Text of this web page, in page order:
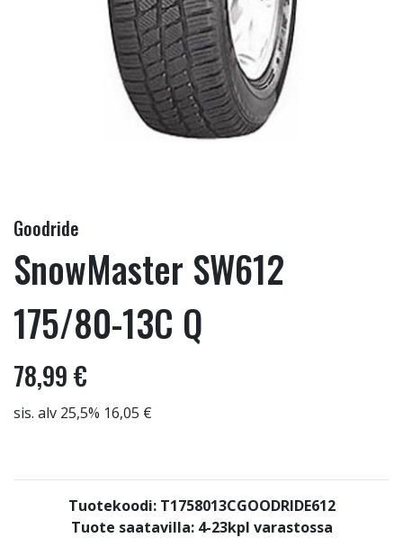
Goodride
SnowMaster SW612
175/80-13C Q
78,99 €
sis. alv 25,5% 16,05 €
Tuotekoodi: T1758013CGOODRIDE612
Tuote saatavilla: 4-23kpl varastossa